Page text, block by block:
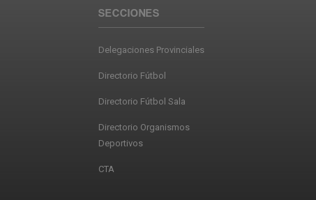
SECCIONES
Delegaciones Provinciales
Directorio Fútbol
Directorio Fútbol Sala
Directorio Organismos
Deportivos
CTA